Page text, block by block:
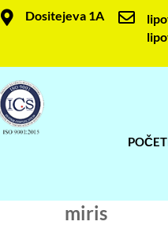
 Dositejeva 1A 
miris